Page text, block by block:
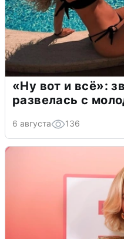
«Ну вот и всё»:
развелась с
6 августа 136